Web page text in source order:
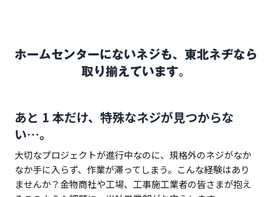
ホームセンターにないネジも、東北ネヂなら
取り揃えています。
あと 1 本だけ、特殊なネジが見つからな
い…。
大切なプロジェクトが進行中なのに、規格外のネジがなか
なか手に入らず、作業が滞ってしまう。こんな経験はあり
ませんか？金物商社や工場、工事施工業者の皆さまが抱え